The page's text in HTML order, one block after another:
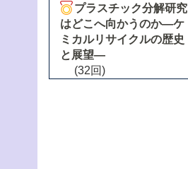
プラスチック分解研究
はどこへ向かうのか―ケ
ミカルリサイクルの歴史
と展望―
(32回)